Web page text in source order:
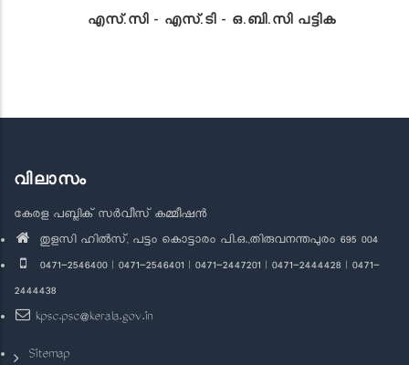
എസ്.സി - എസ്.ടി - ഒ.ബി.സി പട്ടിക
വിലാസം
കേരള പബ്ലിക് സർവീസ് കമ്മീഷൻ
തുളസി ഹിൽസ്, പട്ടം കൊട്ടാരം പി.ഒ.,തിരുവനന്തപുരം 695 004
0471-2546400 | 0471-2546401 | 0471-2447201 | 0471-2444428 | 0471-
2444438
kpsc.psc@kerala.gov.in
Sitemap